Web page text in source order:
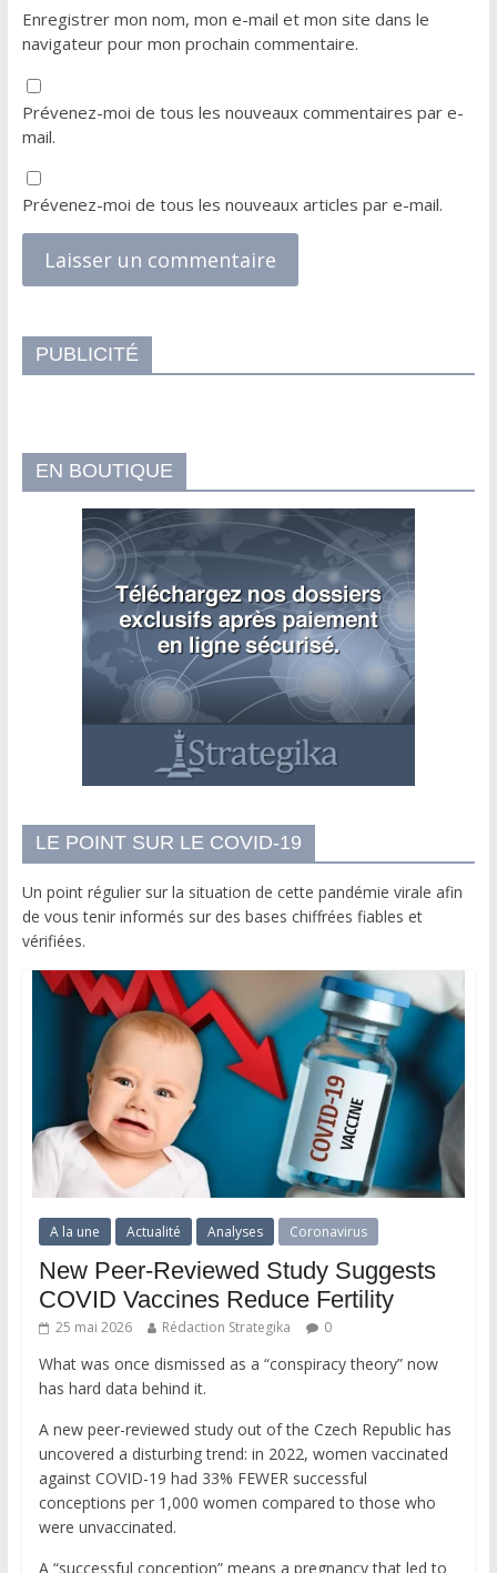
Enregistrer mon nom, mon e-mail et mon site dans le
navigateur pour mon prochain commentaire.
Prévenez-moi de tous les nouveaux commentaires par e-
mail.
Prévenez-moi de tous les nouveaux articles par e-mail.
PUBLICITÉ
EN BOUTIQUE
LE POINT SUR LE COVID-19
Un point régulier sur la situation de cette pandémie virale afin
de vous tenir informés sur des bases chiffrées fiables et
vérifiées.
A la une Actualité Analyses Coronavirus
New Peer-Reviewed Study Suggests
COVID Vaccines Reduce Fertility
25 mai 2026 Rédaction Strategika 0
What was once dismissed as a “conspiracy theory” now
has hard data behind it.
A new peer-reviewed study out of the Czech Republic has
uncovered a disturbing trend: in 2022, women vaccinated
against COVID-19 had 33% FEWER successful
conceptions per 1,000 women compared to those who
were unvaccinated.
A “successful conception” means a pregnancy that led to